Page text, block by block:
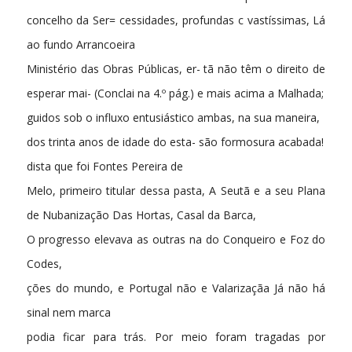
concelho da Ser= cessidades, profundas c vastíssimas, Lá
ao fundo Arrancoeira
Ministério das Obras Públicas, er- tã não têm o direito de
esperar mai- (Conclai na 4.º pág.) e mais acima a Malhada;
guidos sob o influxo entusiástico ambas, na sua maneira,
dos trinta anos de idade do esta- são formosura acabada!
dista que foi Fontes Pereira de
Melo, primeiro titular dessa pasta, A Seutã e a seu Plana
de Nubanização Das Hortas, Casal da Barca,
O progresso elevava as outras na do Conqueiro e Foz do
Codes,
ções do mundo, e Portugal não e Valarizaçãa Já não há
sinal nem marca
podia ficar para trás. Por meio foram tragadas por